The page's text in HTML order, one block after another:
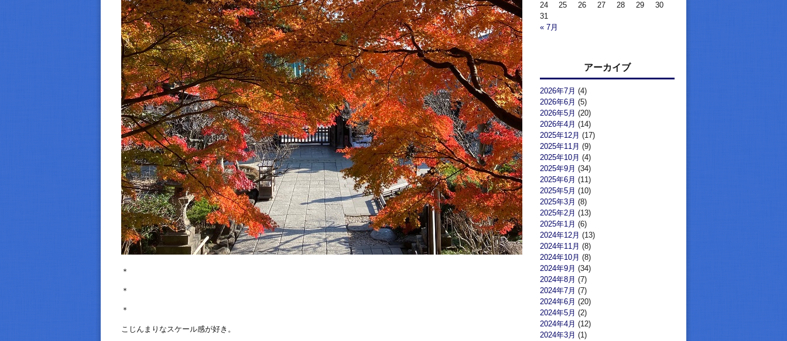
＊
＊
＊
こじんまりなスケール感が好き。
« 7月
24
25 26 27 28 29
30
31
アーカイブ
2026年7月 (4)
2026年6月 (5)
2026年5月 (20)
2026年4月 (14)
2025年12月 (17)
2025年11月 (9)
2025年10月 (4)
2025年9月 (34)
2025年6月 (11)
2025年5月 (10)
2025年3月 (8)
2025年2月 (13)
2025年1月 (6)
2024年12月 (13)
2024年11月 (8)
2024年10月 (8)
2024年9月 (34)
2024年8月 (7)
2024年7月 (7)
2024年6月 (20)
2024年5月 (2)
2024年4月 (12)
2024年3月 (1)